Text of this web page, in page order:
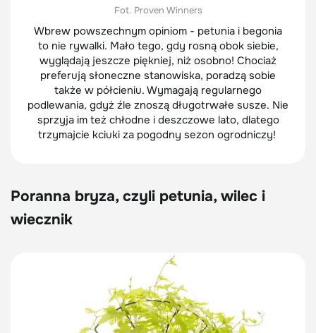
Fot. Proven Winners
Wbrew powszechnym opiniom - petunia i begonia
to nie rywalki. Mało tego, gdy rosną obok siebie,
wyglądają jeszcze piękniej, niż osobno! Chociaż
preferują słoneczne stanowiska, poradzą sobie
także w półcieniu. Wymagają regularnego
podlewania, gdyż źle znoszą długotrwałe susze. Nie
sprzyja im też chłodne i deszczowe lato, dlatego
trzymajcie kciuki za pogodny sezon ogrodniczy!
Poranna bryza, czyli petunia, wilec i
wiecznik